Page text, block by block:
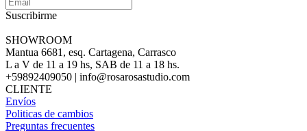
Suscribirme
SHOWROOM
Mantua 6681, esq. Cartagena, Carrasco
L a V de 11 a 19 hs, SAB de 11 a 18 hs.
+59892409050 | info@rosarosastudio.com
CLIENTE
Envíos
Politicas de cambios
Preguntas frecuentes